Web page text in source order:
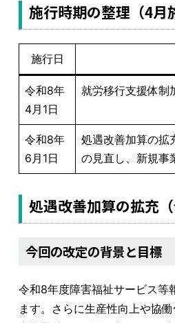
施行時期の整理（4月
施行日
令和8年
4月1日
就労移行支援体制
令和8年
6月1日
処遇改善加算の拡
の見直し、新規事
処遇改善加算の拡充（
今回の改定の背景と目標
令和8年度障害福祉サービス等
ます。さらに生産性向上や協